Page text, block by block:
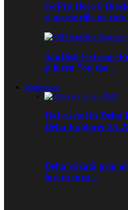
GoPro Hero 8
și accesoriile pe
SanDisk Extreme
și lucru ”on the…
Workshops
Hai cu noi în Delta
Delta Explorer 25-
Delta văzută prin
fost în tura…